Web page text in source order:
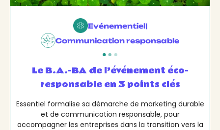
Evénementiel|
Communication responsable
Le B.A.-BA de l’événement éco-
responsable en 3 points clés
Essentiel formalise sa démarche de marketing durable
et de communication responsable, pour
accompagner les entreprises dans la transition vers la